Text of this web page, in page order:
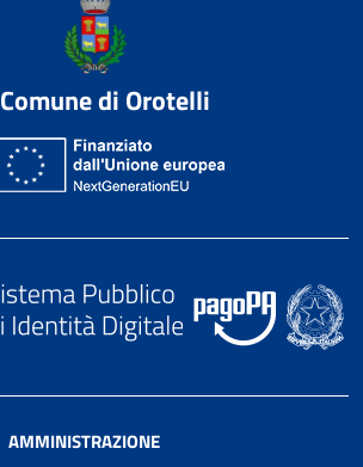
Comune di Orotelli
AMMINISTRAZIONE